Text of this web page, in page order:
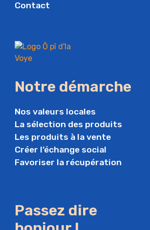
Contact
Notre démarche
Nos valeurs locales
La sélection des produits
Les produits à la vente
Créer l’échange social
Favoriser la récupération
Passez dire